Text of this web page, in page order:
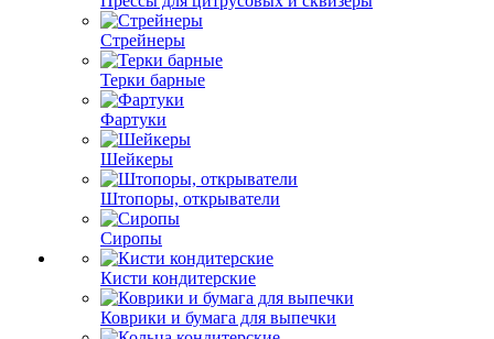
Стрейнеры
Терки барные
Фартуки
Шейкеры
Штопоры, открыватели
Сиропы
Кисти кондитерские
Коврики и бумага для выпечки